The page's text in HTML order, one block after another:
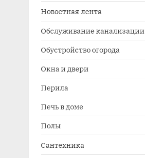
Новостная лента
Обслуживание канализации
Обустройство огорода
Окна и двери
Перила
Печь в доме
Полы
Сантехника